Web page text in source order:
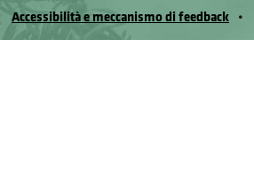
Accessibilità e meccanismo di feedback